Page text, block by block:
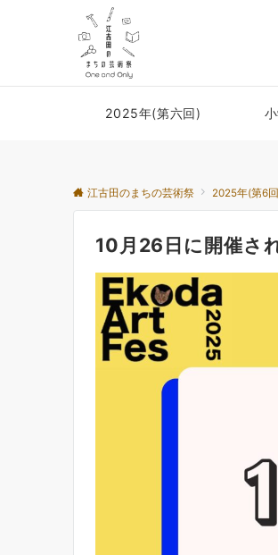
2025年(第六回)
江古田のまちの芸術祭 2025年(第6
10月26日に開催さ